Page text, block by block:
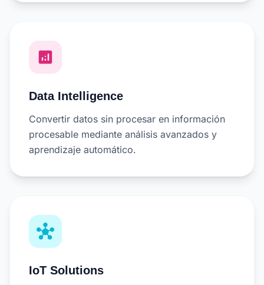
analytics
Data Intelligence
Convertir datos sin procesar en información
procesable mediante análisis avanzados y
aprendizaje automático.
hub
IoT Solutions